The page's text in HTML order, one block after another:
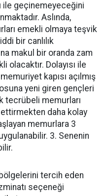
ile geçinemeyeceğini
Aslında,
emekli olmaya teşvik
bir canlılık
makul bir oranda zam
olacaktır. Dolayısı ile
kapısı açılmış
yeni giren gençleri
tecrübeli memurları
daha kolay
memurlara 3
3. Senenin
tercih eden
seçeneği